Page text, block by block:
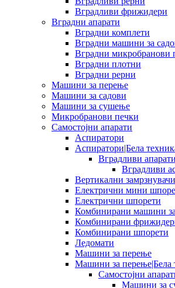
Вградливи фрижидери
Вградни апарати
Вградни комплети
Вградни машини за
Вградни микробранови
Вградни плотни
Вградни рерни
Машини за перење
Машини за садови
Машини за сушење
Микробранови печки
Самостојни апарати
Аспиратори
Аспиратори|Бела
Вградливи апарати
Вградливи
Вертикални замрзнувачи
Електрични мини
Електрични шпорети
Комбинирани машини
Комбинирани
Комбинирани шпорети
Ледомати
Машини за перење
Машини за перење|Бела
Самостојни
Машини за